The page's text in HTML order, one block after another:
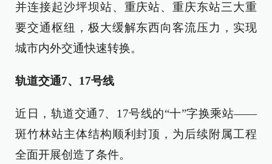
并连接起沙坪坝站、重庆站、重庆东站三大重
要交通枢纽，极大缓解东西向客流压力，实现
城市内外交通快速转换。
轨道交通7、17号线
近日，轨道交通7、17号线的“十”字换乘站——
斑竹林站主体结构顺利封顶，为后续附属工程
全面开展创造了条件。